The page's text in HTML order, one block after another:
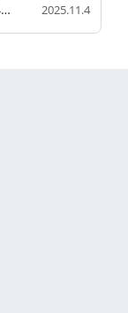
월령별 이유식 식단표 - 초기부터 완료기 4개월~18개월 실전 가이드 2025.11.4